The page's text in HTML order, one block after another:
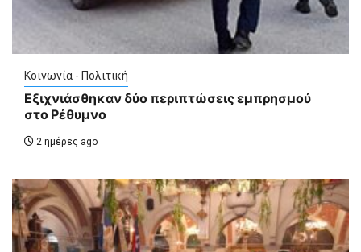
Κοινωνία - Πολιτική
Εξιχνιάσθηκαν δύο περιπτώσεις εμπρησμού
στο Ρέθυμνο
2 ημέρες ago